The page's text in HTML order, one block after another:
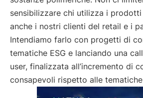
sensibilizzare chi utilizza i prodotti
anche i nostri clienti del retail e i
Intendiamo farlo con progetti di
tematiche ESG e lanciando una
user, finalizzata all’incremento di
consapevoli rispetto alle